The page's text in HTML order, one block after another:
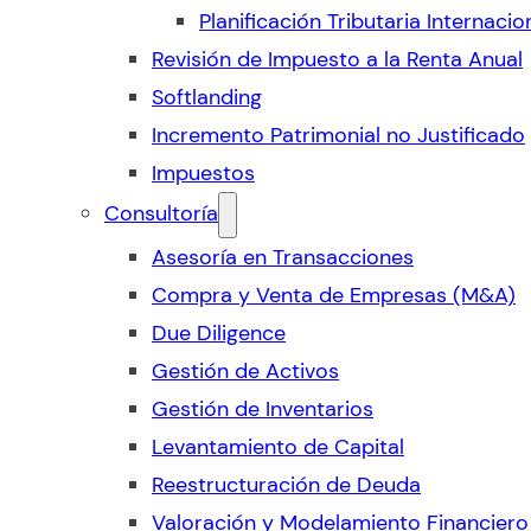
Planificación Tributaria
Revisión de Impuesto a la Renta Anual
Softlanding
Incremento Patrimonial no Justificado
Impuestos
Consultoría
Asesoría en Transacciones
Compra y Venta de Empresas (M&A)
Due Diligence
Gestión de Activos
Gestión de Inventarios
Levantamiento de Capital
Reestructuración de Deuda
Valoración y Modelamiento Financiero